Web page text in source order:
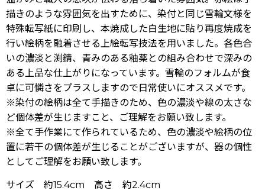
描きのような雰囲気を出すために、染付と同じ雪輪文様を
特殊転写紙に印刷し、本焼成した白生地に貼り再度焼成を
行い絵柄を融着させる上絵転写技法を用いました。各色合
いの濃淡と渕錆、青みのある釉薬との組み合わせで深みの
ある上品な仕上がりになっています。雪輪のフォルムが食
卓に可憐さをプラスしますので日常使いにオススメです。
※染付の絵柄は全て手描きのため、色の濃淡や線の太さな
ど個体差が生じますこと、ご理解をお願い致します。
※全て手作業にて作られているため、色の濃淡や絵柄の位
置に若干の個体差が生じることがございますが、器の個性
としてご理解をお願い致します。
サイズ 約15.4cm 高さ 約2.4cm